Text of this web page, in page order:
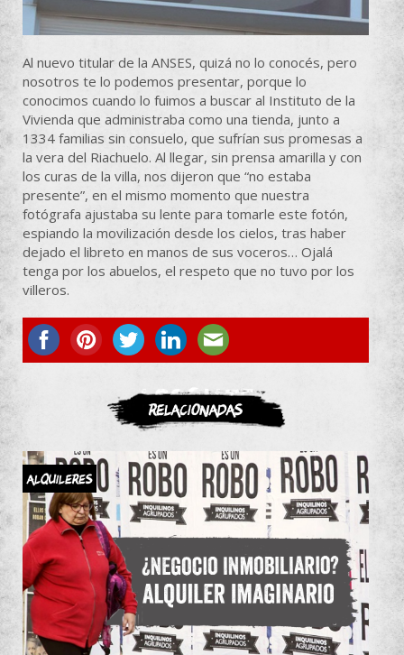
Al nuevo titular de la ANSES, quizá no lo conocés, pero
nosotros te lo podemos presentar, porque lo
conocimos cuando lo fuimos a buscar al Instituto de la
Vivienda que administraba como una tienda, junto a
1334 familias sin consuelo, que sufrían sus promesas a
la vera del Riachuelo. Al llegar, sin prensa amarilla y con
los curas de la villa, nos dijeron que “no estaba
presente”, en el mismo momento que nuestra
fotógrafa ajustaba su lente para tomarle este fotón,
espiando la movilización desde los cielos, tras haber
dejado el libreto en manos de sus voceros… Ojalá
tenga por los abuelos, el respeto que no tuvo por los
villeros.
ASOCIATE
Relacionadas
Alquileres